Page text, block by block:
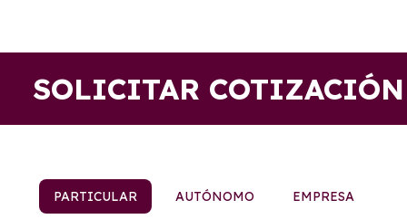
SOLICITAR COTIZACIÓN
PARTICULAR AUTÓNOMO EMPRESA